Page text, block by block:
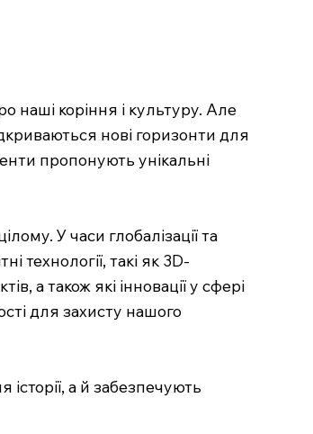
наші коріння і культуру. Але
нові горизонти для
пропонують унікальні
У часи глобалізації та
технології, такі як 3D-
а також які інновації у сфері
для захисту нашого
а й забезпечують